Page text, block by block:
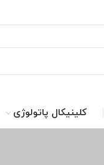
کلینیکال پاتولوژی